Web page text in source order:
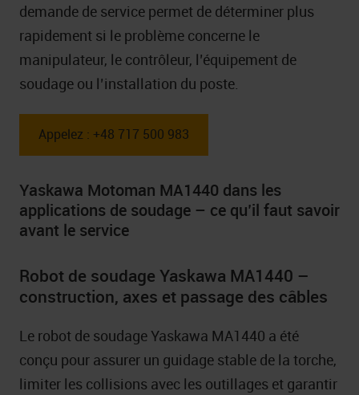
demande de service permet de déterminer plus
rapidement si le problème concerne le
manipulateur, le contrôleur, l’équipement de
soudage ou l’installation du poste.
Appelez : +48 717 500 983
Yaskawa Motoman MA1440 dans les
applications de soudage – ce qu’il faut savoir
avant le service
Robot de soudage Yaskawa MA1440 –
construction, axes et passage des câbles
Le robot de soudage Yaskawa MA1440 a été
conçu pour assurer un guidage stable de la torche,
limiter les collisions avec les outillages et garantir